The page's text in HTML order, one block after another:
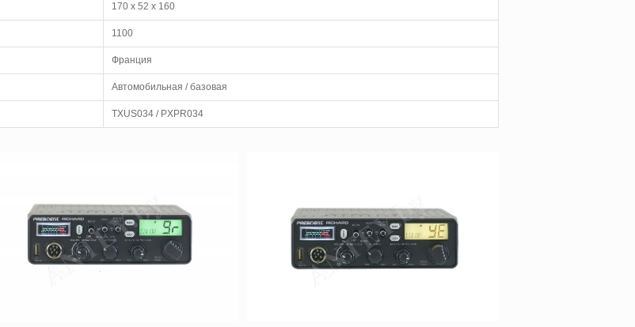
170 x 52 x 160
1100
Франция
Автомобильная / базовая
TXUS034 / PXPR034